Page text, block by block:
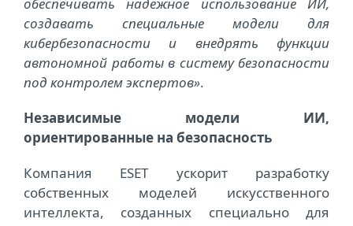
создавать специальные модели для
кибербезопасности и внедрять функции
автономной работы в систему безопасности
под контролем экспертов».
Независимые модели ИИ,
ориентированные на безопасность
Компания ESET ускорит разработку
собственных моделей искусственного
интеллекта, созданных специально для